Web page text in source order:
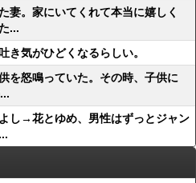
妻。家にいてくれて本当に嬉しく
...
き気がひどくなるらしい。
を怒鳴っていた。その時、子供に
し→花とゆめ、男性はずっとジャン